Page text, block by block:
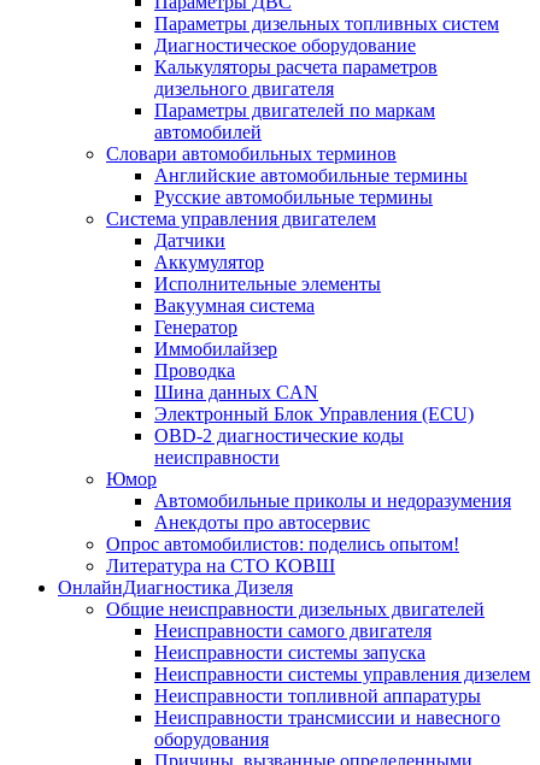
Параметры дизельных топливных систем
Диагностическое оборудование
Калькуляторы расчета параметров
дизельного двигателя
Параметры двигателей по маркам
автомобилей
Словари автомобильных терминов
Английские автомобильные термины
Русские автомобильные термины
Система управления двигателем
Датчики
Аккумулятор
Исполнительные элементы
Вакуумная система
Генератор
Иммобилайзер
Проводка
Шина данных CAN
Электронный Блок Управления (ECU)
OBD-2 диагностические коды
неисправности
Юмор
Автомобильные приколы и недоразумения
Анекдоты про автосервис
Опрос автомобилистов: поделись опытом!
Литература на СТО КОВШ
ОнлайнДиагностика Дизеля
Общие неисправности дизельных двигателей
Неисправности самого двигателя
Неисправности системы запуска
Неисправности системы управления дизелем
Неисправности топливной аппаратуры
Неисправности трансмиссии и навесного
оборудования
Причины, вызванные определенными